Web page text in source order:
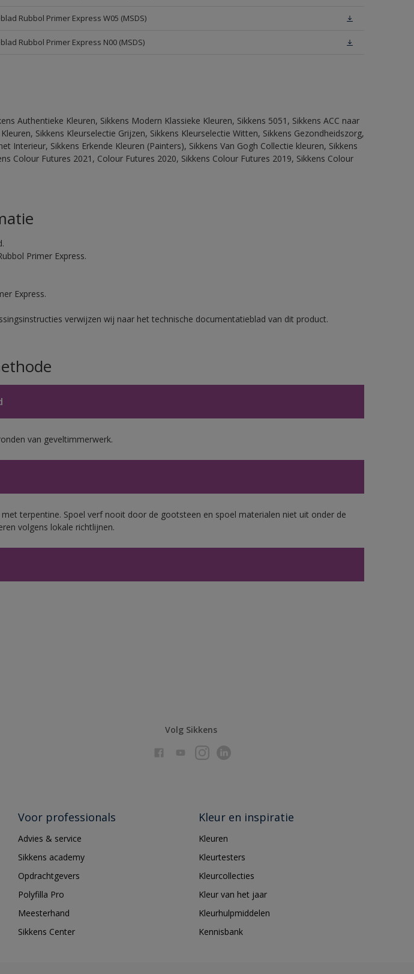
Rubbol Primer Express W05 (MSDS)
Rubbol Primer Express N00 (MSDS)
Authentieke Kleuren, Sikkens Modern Klassieke Kleuren, Sikkens 5051, Sikkens ACC naar
Sikkens Kleurselectie Grijzen, Sikkens Kleurselectie Witten, Sikkens Gezondheidszorg,
Interieur, Sikkens Erkende Kleuren (Painters), Sikkens Van Gogh Collectie kleuren, Sikkens
Colour Futures 2021, Colour Futures 2020, Sikkens Colour Futures 2019, Sikkens Colour
Primer Express.
Express.
verwijzen wij naar het technische documentatieblad van dit product.
van geveltimmerwerk.
met terpentine. Spoel verf nooit door de gootsteen en spoel materialen niet uit onder de
volgens lokale richtlijnen.
Volg Sikkens
Voor professionals
Advies & service
Sikkens academy
Opdrachtgevers
Polyfilla Pro
Meesterhand
Sikkens Center
Kleur en inspiratie
Kleuren
Kleurtesters
Kleurcollecties
Kleur van het jaar
Kleurhulpmiddelen
Kennisbank